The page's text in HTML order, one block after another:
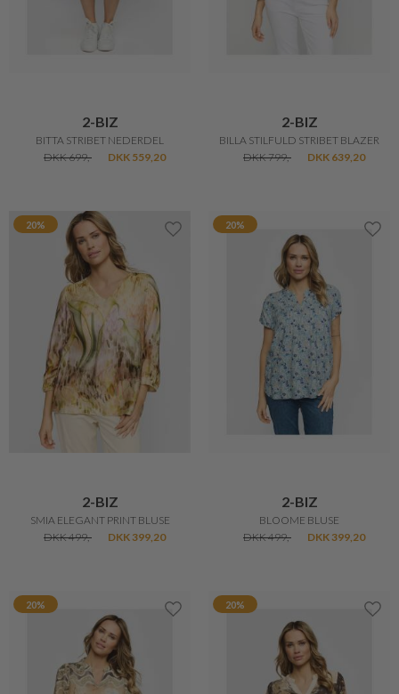
2-BIZ
BITTA STRIBET NEDERDEL
DKK 699,-
DKK 559,20
2-BIZ
BILLA STILFULD STRIBET BLAZER
DKK 799,-
DKK 639,20
20%
2-BIZ
SMIA ELEGANT PRINT BLUSE
DKK 499,-
DKK 399,20
20%
2-BIZ
BLOOME BLUSE
DKK 499,-
DKK 399,20
20% 20%